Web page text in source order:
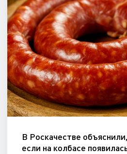
В Роскачестве
если на колбасе